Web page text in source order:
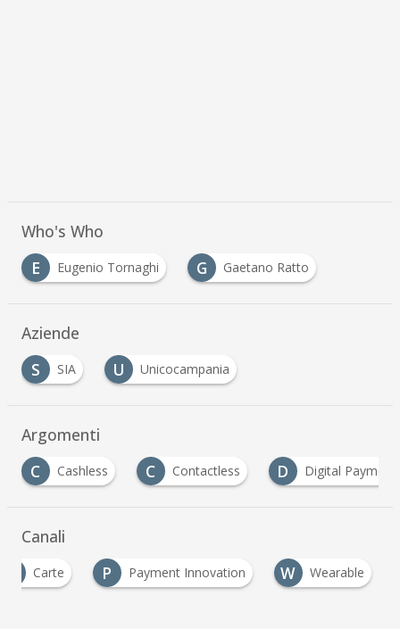
Who's Who
E
Eugenio Tornaghi G
Gaetano Ratto
Aziende
S
SIA U
Unicocampania
Argomenti
C
Cashless C Contactless D Digital Payment
Canali
Carte P Payment Innovation W
Wearable